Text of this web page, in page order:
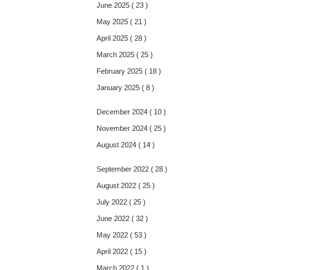
June 2025 ( 23 )
May 2025 ( 21 )
April 2025 ( 28 )
March 2025 ( 25 )
February 2025 ( 18 )
January 2025 ( 8 )
December 2024 ( 10 )
November 2024 ( 25 )
August 2024 ( 14 )
September 2022 ( 28 )
August 2022 ( 25 )
July 2022 ( 25 )
June 2022 ( 32 )
May 2022 ( 53 )
April 2022 ( 15 )
March 2022 ( 1 )